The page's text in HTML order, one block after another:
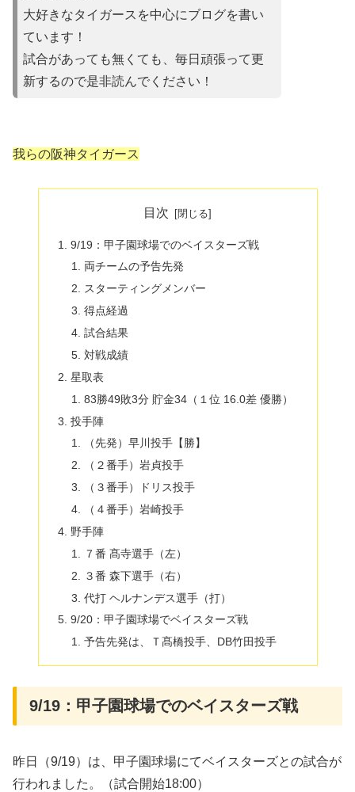
大好きなタイガースを中心にブログを書い
ています！
試合があって も無くても、毎日頑張って更
新するので是非読んでください！
我らの阪神タイガース
目次
9/19：甲子園球場でのベイスターズ戦
両チームの予告先発
スターティングメンバー
得点経過
試合結果
対戦成績
星取表
83勝49敗3分 貯金34（１位 16.0差 優勝）
投手陣
（先発）早川投手【勝】
（２番手）岩貞投手
（３番手）ドリス投手
（４番手）岩崎投手
野手陣
７番 髙寺選手（左）
３番 森下選手（右）
代打 ヘルナンデス選手（打）
9/20：甲子園球場でベイスターズ戦
予告先発は、Ｔ髙橋投手、DB竹田投手
9/19：甲子園球場でのベイスターズ戦
昨日（9/19）は、甲子園球場にてベイスターズとの試合が
行われました。（試合開始18:00）